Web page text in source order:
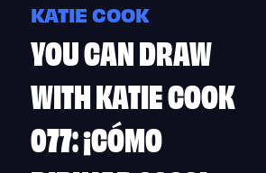
KATIE COOK
YOU CAN DRAW
WITH KATIE COOK
077: ¡CÓMO